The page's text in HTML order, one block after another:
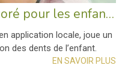
La pose de vernis fluoré pour les enfants et les jeunes adultes de 3 à 24 ans
application locale, joue un
des dents de l’enfant.
EN SAVOIR PLUS